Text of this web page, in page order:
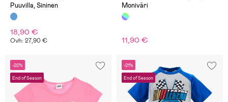
Puuvilla, Sininen
18,90 €
Ovh: 27,90 €
Moniväri
11,90 €
-22%
End of Season
-21%
End of Season